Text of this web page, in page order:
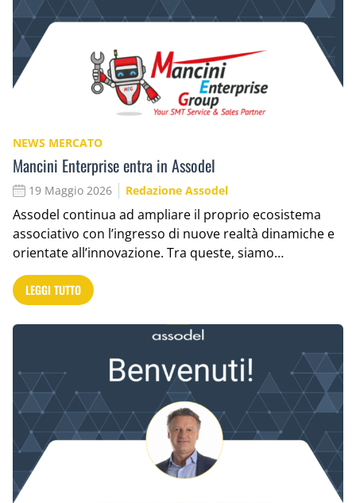
NEWS MERCATO
Mancini Enterprise entra in Assodel
19 Maggio 2026 Redazione Assodel
Assodel continua ad ampliare il proprio ecosistema
associativo con l’ingresso di nuove realtà dinamiche e
orientate all’innovazione. Tra queste, siamo…
LEGGI TUTTO